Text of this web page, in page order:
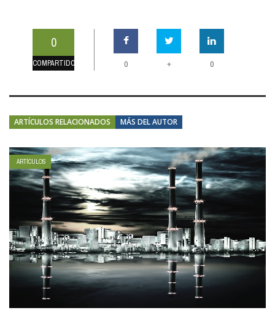
0
COMPARTIDOS 0 + 0
ARTÍCULOS RELACIONADOS MÁS DEL AUTOR
ARTÍCULOS